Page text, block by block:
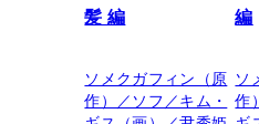
髪 編
ソメクガフィン（原
作）／ソフ／キム・
編
ソ
作